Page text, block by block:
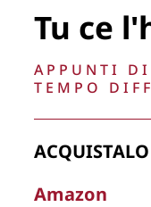
rimuovere,
Tu ce
APPUNTI
TEMPO
Amazon